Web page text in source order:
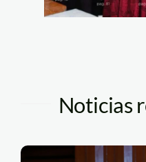
Noticias